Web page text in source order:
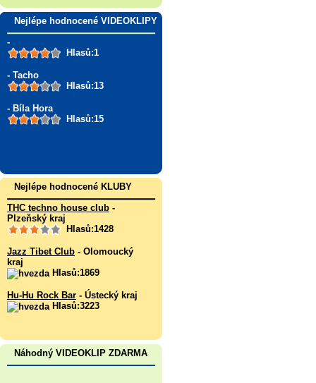
Nejlépe hodnocené VIDEOKLIPY
-
Hlasů:1
- Tacho
Hlasů:13
- Bíla Hora
Hlasů:15
Nejlépe hodnocené KLUBY
THC techno house club -
Plzeňský kraj
Hlasů:1428
Jazz Tibet Club - Olomoucký
kraj
Hlasů:1869
Hu-Hu Rock Bar - Ústecký kraj
Hlasů:3223
Náhodný VIDEOKLIP ZDARMA